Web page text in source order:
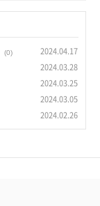
(0) 2024.04.17
2024.03.28
2024.03.25
2024.03.05
2024.02.26